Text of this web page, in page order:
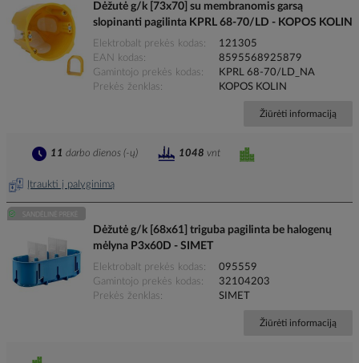
Dėžutė g/k [73x70] su membranomis garsą
slopinanti pagilinta KPRL 68-70/LD - KOPOS KOLIN
Elektrobalt prekės kodas
121305
EAN kodas
8595568925879
Gamintojo prekės kodas
KPRL 68-70/LD_NA
Prekės ženklas
KOPOS KOLIN
Žiūrėti informaciją
Įtraukti į palyginimą
11 darbo dienos (-ų) 1048 vnt
Dėžutė g/k [68x61] triguba pagilinta be halogenų
mėlyna P3x60D - SIMET
Elektrobalt prekės kodas
095559
Gamintojo prekės kodas
32104203
Prekės ženklas
SIMET
Žiūrėti informaciją